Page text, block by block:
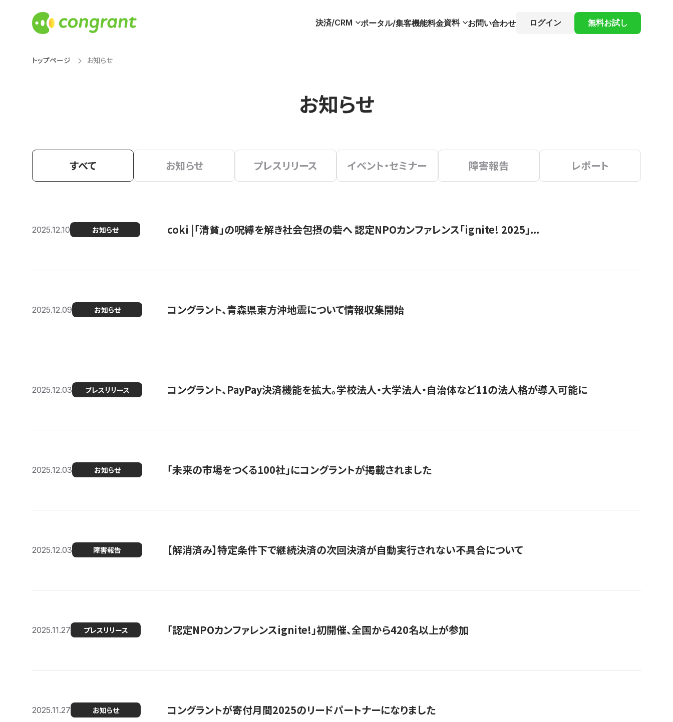
決済/CRM ポータル/集客機能料金資料 お問い合わせ ログイン 無料お試し
トップページ お知らせ
お知らせ
すべて お知らせ プレスリリース イベント・セミナー 障害報告 レポート
2025.12.10 お知らせ coki |「清貧」の呪縛を解き社会包摂の砦へ 認定NPOカンファレンス「ignite! 2025」...
2025.12.09 お知らせ コングラント、青森県東方沖地震について情報収集開始
2025.12.03 プレスリリース コングラント、PayPay決済機能を拡大。学校法人・大学法人・自治体など11の法人格が導入可能に
2025.12.03 お知らせ 「未来の市場をつくる100社」にコングラントが掲載されました
2025.12.03 障害報告 【解消済み】特定条件下で継続決済の次回決済が自動実行されない不具合について
2025.11.27 プレスリリース 「認定NPOカンファレンスignite!」初開催、全国から420名以上が参加
2025.11.27 お知らせ コングラントが寄付月間2025のリードパートナーになりました